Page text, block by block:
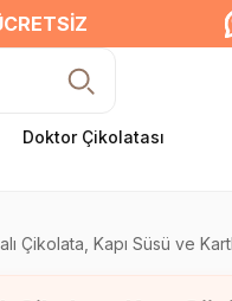
Doktor Çikolatası
Çikolata, Kapı Süsü ve